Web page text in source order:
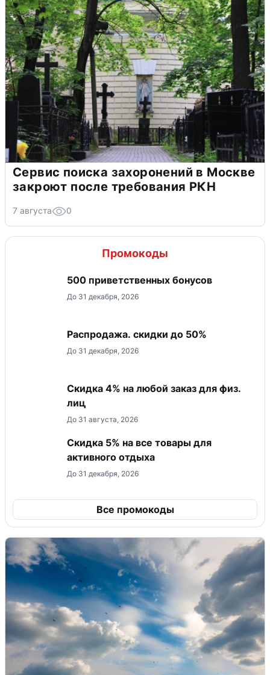
Сервис поиска захоронений в Москве
закроют после требования РКН
7 августа 0
Промокоды
500 приветственных бонусов
До 31 декабря, 2026
Распродажа. скидки до 50%
До 31 декабря, 2026
Скидка 4% на любой заказ для физ.
лиц
До 31 августа, 2026
Скидка 5% на все товары для
активного отдыха
До 31 декабря, 2026
Все промокоды